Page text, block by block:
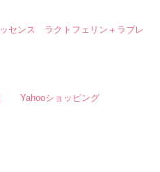
センス ラクトフェリン＋ラブレ
Yahooショッピング